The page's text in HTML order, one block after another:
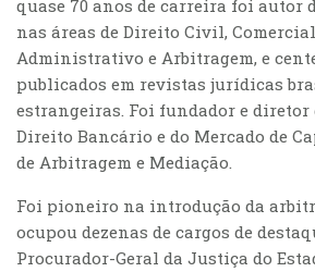
quase 70 anos de carreira foi autor
nas áreas de Direito Civil,
Administrativo e Arbitragem, e
publicados em revistas jurídicas
estrangeiras. Foi fundador e diretor
Direito Bancário e do Mercado de
de Arbitragem e Mediação.
Foi pioneiro na introdução da
ocupou dezenas de cargos de
Procurador-Geral da Justiça do